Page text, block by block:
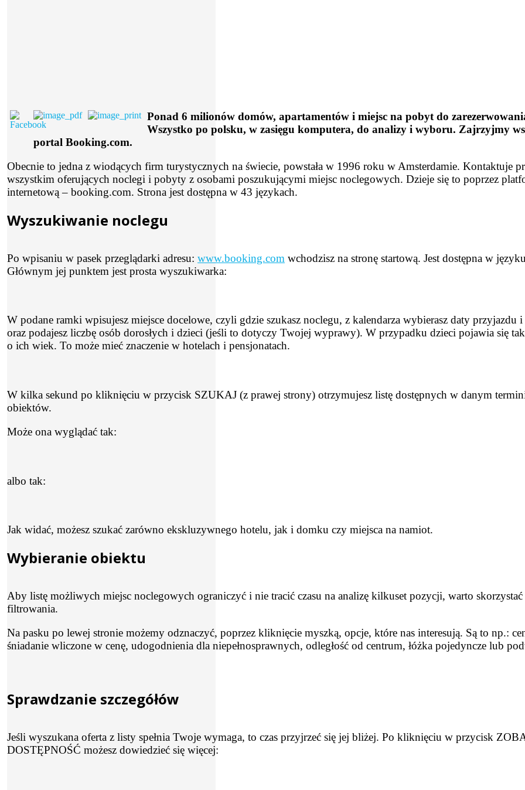
Ponad 6 milionów domów, apartamentów i miejsc na pobyt do
Wszystko po polsku, w zasięgu komputera, do analizy i wyboru. Zajrzyjmy
portal Booking.com.
Obecnie to jedna z wiodących firm turystycznych na świecie, powstała w 1996 roku w Amsterdamie. Kontaktuje
wszystkim oferujących noclegi i pobyty z osobami poszukującymi miejsc noclegowych. Dzieje się to poprzez
internetową – booking.com. Strona jest dostępna w 43 językach.
Wyszukiwanie noclegu
Po wpisaniu w pasek przeglądarki adresu: www.booking.com wchodzisz na stronę startową. Jest dostępna w
Głównym jej punktem jest prosta wyszukiwarka:
W podane ramki wpisujesz miejsce docelowe, czyli gdzie szukasz noclegu, z kalendarza wybierasz daty przyjazdu
oraz podajesz liczbę osób dorosłych i dzieci (jeśli to dotyczy Twojej wyprawy). W przypadku dzieci pojawia się
o ich wiek. To może mieć znaczenie w hotelach i pensjonatach.
W kilka sekund po kliknięciu w przycisk SZUKAJ (z prawej strony) otrzymujesz listę dostępnych w danym
obiektów.
Może ona wyglądać tak:
albo tak:
Jak widać, możesz szukać zarówno ekskluzywnego hotelu, jak i domku czy miejsca na namiot.
Wybieranie obiektu
Aby listę możliwych miejsc noclegowych ograniczyć i nie tracić czasu na analizę kilkuset pozycji, warto skorzystać
filtrowania.
Na pasku po lewej stronie możemy odznaczyć, poprzez kliknięcie myszką, opcje, które nas interesują. Są to np.:
śniadanie wliczone w cenę, udogodnienia dla niepełnosprawnych, odległość od centrum, łóżka pojedyncze lub
Sprawdzanie szczegółów
Jeśli wyszukana oferta z listy spełnia Twoje wymaga, to czas przyjrzeć się jej bliżej. Po kliknięciu w przycisk
DOSTĘPNOŚĆ możesz dowiedzieć się więcej: